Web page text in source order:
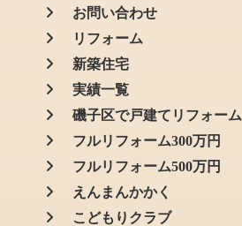
お問い合わせ
リフォーム
新築住宅
実績一覧
磯子区で戸建てリフォーム
フルリフォーム300万円
フルリフォーム500万円
えんまんかかく
こどもりクラブ